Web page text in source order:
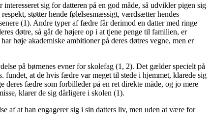
sig for datteren på en god måde, så udvikler pigen sig
støtter hende følelsesmæssigt, værdsætter hendes
(1). Andre typer af fædre får derimod en datter med ringe
døtre, så går de højere op i at tjene penge til familien, er
høje akademiske ambitioner på deres døtres vegne, men er
på børnenes evner for skolefag (1, 2). Det gælder specielt på
fundet, at de hvis fædre var meget til stede i hjemmet, klarede sig
deres fædre som forbilleder på en ret direkte måde, og jo mere
klarer de sig dårligere i skolen (1).
af at han engagerer sig i sin datters liv, men uden at være for